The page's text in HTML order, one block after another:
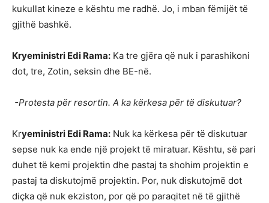
kukullat kineze e kështu me radhë. Jo, i mban fëmijët të
gjithë bashkë.
Kryeministri Edi Rama: Ka tre gjëra që nuk i parashikoni
dot, tre, Zotin, seksin dhe BE-në.
-Protesta për resortin. A ka kërkesa për të diskutuar?
Kryeministri Edi Rama: Nuk ka kërkesa për të diskutuar
sepse nuk ka ende një projekt të miratuar. Kështu, së pari
duhet të kemi projektin dhe pastaj ta shohim projektin e
pastaj ta diskutojmë projektin. Por, nuk diskutojmë dot
diçka që nuk ekziston, por që po paraqitet në të gjithë